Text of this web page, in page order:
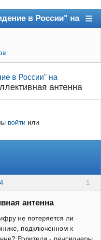
в России" на
в России" на
антенна
войти или
1
антенна
не потеряется ли
подключенном к
Родители - пенсионеры